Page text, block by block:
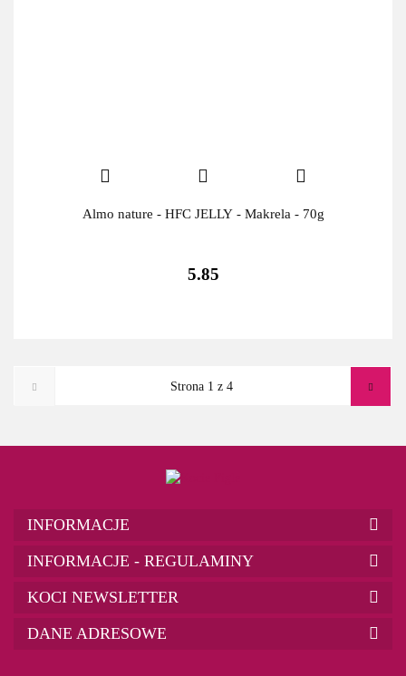
Almo nature - HFC JELLY - Makrela - 70g
5.85
INFORMACJE
INFORMACJE - REGULAMINY
KOCI NEWSLETTER
DANE ADRESOWE